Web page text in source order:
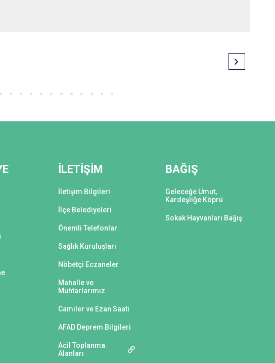
İLETİŞİM
İletişim Bilgileri
İlçe Belediyeleri
Önemli Telefonlar
Sağlık Kuruluşları
Nöbetçi Eczaneler
Mahalle ve
Muhtarlarımız
Camiler ve Ezan Saati
AFAD Deprem Bilgileri
Acil Toplanma
Alanları
BAĞIŞ
Geleceğe Umut,
Kardeşliğe Köprü
Sokak Hayvanları Bağış